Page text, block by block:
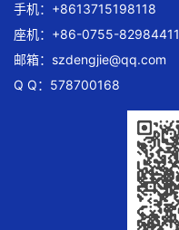
手机：+8613715198118
座机：+86-0755-82984411
邮箱： szdengjie@qq.com
Q Q：578700168